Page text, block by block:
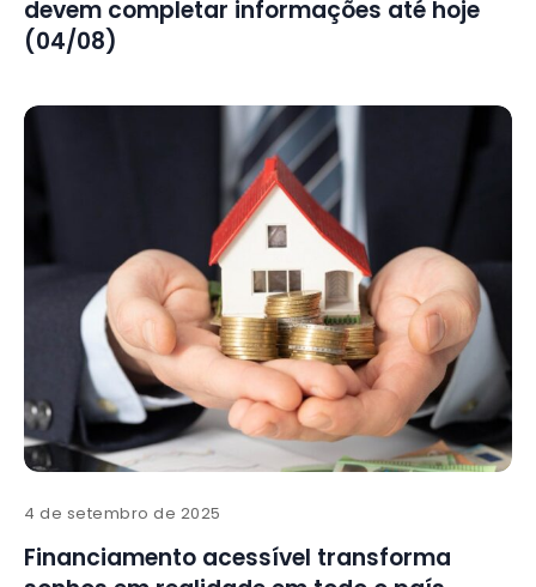
devem completar informações até hoje
(04/08)
4 de setembro de 2025
Financiamento acessível transforma